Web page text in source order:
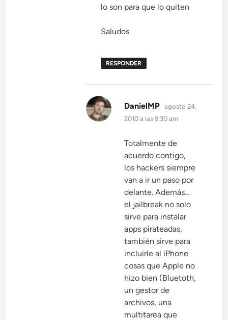
lo son para que lo quiten
Saludos
RESPONDER
DanielMP dice:
agosto 24,
2010 a las 9:30 am
Totalmente de
acuerdo contigo,
los hackers siempre
van a ir un paso por
delante. Además…
el jailbreak no solo
sirve para instalar
apps pirateadas,
también sirve para
incluirle al iPhone
cosas que Apple no
hizo bien (Bluetoth,
un gestor de
archivos, una
multitarea que